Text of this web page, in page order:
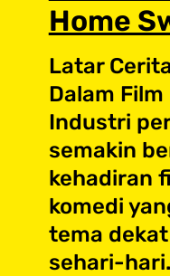
Home
Latar
Dalam
Industri
semakin
kehadiran
komedi
tema
sehari-